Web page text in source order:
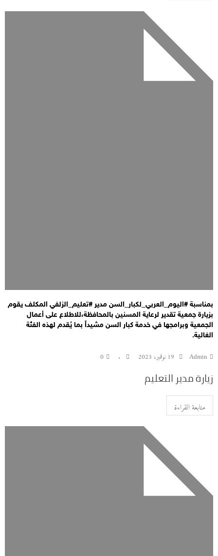
بمناسبة #اليوم_العربي_لكبار_السن مدير #تعليم_الزلفي المكلف يقوم
بزيارة جمعية تقدير لرعاية المسنين بالمحافظة،للاطلاع على أعمال
الجمعية وبرامجها في خدمة كبار السن مشيداً بما يُقدم لهذه الفئة
الغالية.
Admin 19 نوفمبر، 2023 .
0
زيارة مدير التعليم
متابعة القراءة